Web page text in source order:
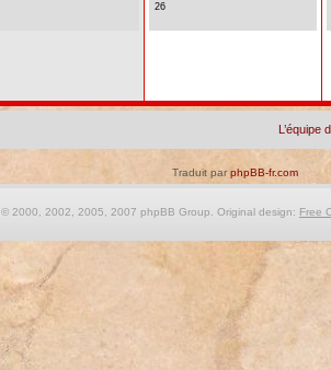
26
L’équipe
Traduit parphpBB-fr.com
© 2000, 2002, 2005, 2007 phpBB Group. Original design: Free